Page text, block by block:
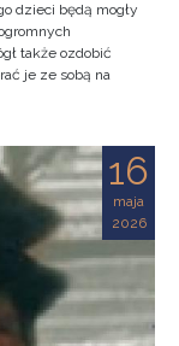
dzieci będą mogły
także ozdobić
je ze sobą na
16
maja
2026